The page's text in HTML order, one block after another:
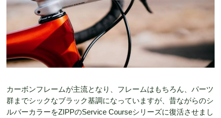
カーボンフレームが主流となり、フレームはもちろん、パーツ
群までシックなブラック基調になっていますが、昔ながらのシ
ルバーカラーをZIPPのService Courseシリーズに復活させまし